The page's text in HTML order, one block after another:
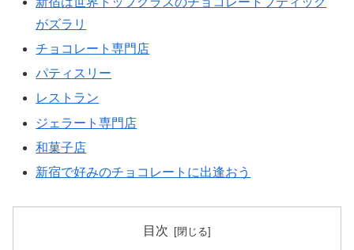
がズラリ
チョコレート専門店
パティスリー
レストラン
ジェラート専門店
和菓子店
新宿で好みのチョコレートに出逢おう
目次